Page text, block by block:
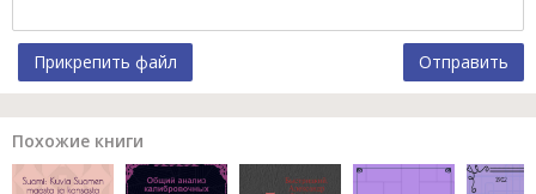
Прикрепить файл Отправить
Похожие книги